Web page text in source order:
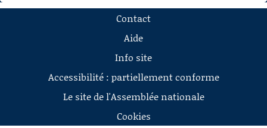
AIDE À LA DÉCOUPE
Contact
Aide
Info site
Accessibilité : partiellement conforme
Le site de l'Assemblée nationale
Cookies